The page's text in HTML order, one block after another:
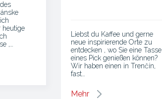
heutige
,…
Liebst du Kaffee und gerne
neue inspirierende Orte zu
entdecken , wo Sie eine Tasse
eines Pick genießen können?
Wir haben einen in Trenčín,
fast…
Mehr